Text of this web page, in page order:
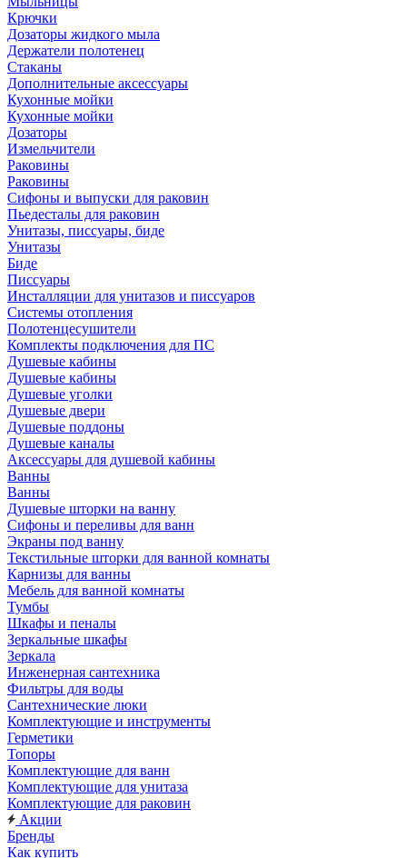
Крючки
Дозаторы жидкого мыла
Держатели полотенец
Стаканы
Дополнительные аксессуары
Кухонные мойки
Кухонные мойки
Дозаторы
Измельчители
Раковины
Раковины
Сифоны и выпуски для раковин
Пьедесталы для раковин
Унитазы, писсуары, биде
Унитазы
Биде
Писсуары
Инсталляции для унитазов и писсуаров
Системы отопления
Полотенцесушители
Комплекты подключения для ПС
Душевые кабины
Душевые кабины
Душевые уголки
Душевые двери
Душевые поддоны
Душевые каналы
Аксессуары для душевой кабины
Ванны
Ванны
Душевые шторки на ванну
Сифоны и переливы для ванн
Экраны под ванну
Текстильные шторки для ванной комнаты
Карнизы для ванны
Мебель для ванной комнаты
Тумбы
Шкафы и пеналы
Зеркальные шкафы
Зеркала
Инженерная сантехника
Фильтры для воды
Сантехнические люки
Комплектующие и инструменты
Герметики
Топоры
Комплектующие для ванн
Комплектующие для унитаза
Комплектующие для раковин
Акции
Бренды
Как купить